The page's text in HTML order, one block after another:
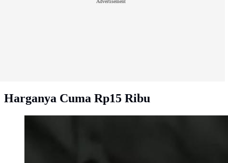
Advertisement
Harganya Cuma Rp15 Ribu